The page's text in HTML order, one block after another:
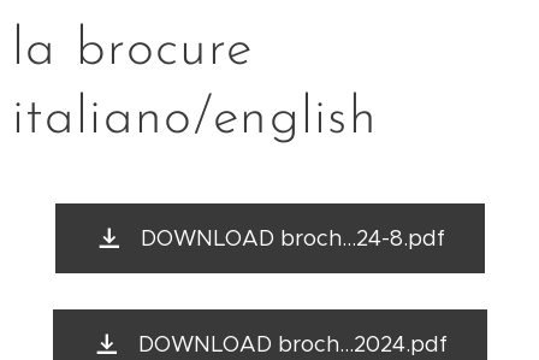
la brocure
italiano/english
DOWNLOAD broch...24-8.pdf
DOWNLOAD broch...2024.pdf